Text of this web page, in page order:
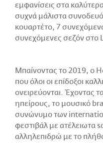
εμφανίσεις στα
συχνά μάλιστα
κουαρτέτο, 7
συνεχόμενες σεζόν στο
Μπαίνοντας το 2019, ο
που όλοι οι επίδοξοι
ονειρεύονται. Έχοντας
ηπείρους, το μουσικό
συνώνυμο των
φεστιβάλ με ατέλειωτα
αλληλεπιδρώ με το